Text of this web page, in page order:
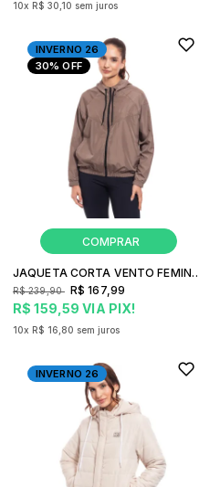
10x R$ 30,10 sem juros
30%OFF
INVERNO 26
JAQUETA CORTA VENTO
R$ 159,59 VIA PIX!
R$ 239,90 R$ 167,99
10x R$ 16,80 sem juros
INVERNO 26